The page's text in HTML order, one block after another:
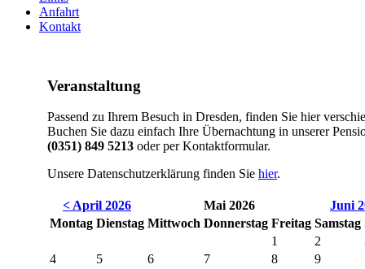
Anfahrt
Kontakt
Veranstaltung
Passend zu Ihrem Besuch in Dresden, finden Sie hier
Buchen Sie dazu einfach Ihre Übernachtung in unserer
(0351) 849 5213 oder per Kontaktformular.
Unsere Datenschutzerklärung finden Sie hier.
< April 2026 Mai 2026
Juni
Montag Dienstag Mittwoch Donnerstag Freitag Samstag
1
2
4
5 6 7 8 9